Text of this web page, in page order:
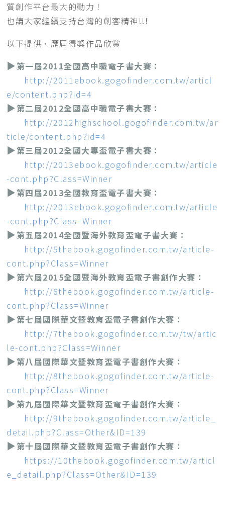
質創作平台最大的動力！
也請大家繼續支持台灣的創客精神!!!
以下提供，歷屆得獎作品欣賞
▶第一屆2011全國高中職電子書大賽：
http://2011ebook.gogofinder.com.tw/articl
e/content.php?id=4
▶第二屆2012全國高中職電子書大賽：
http://2012highschool.gogofinder.com.tw/ar
ticle/content.php?id=4
▶第三屆2012全國大專盃電子書大賽：
http://2013ebook.gogofinder.com.tw/article
-cont.php?Class=Winner
▶第四屆2013全國教育盃電子書大賽：
http://2013ebook.gogofinder.com.tw/article
-cont.php?Class=Winner
▶第五屆2014全國暨海外教育盃電子書大賽：
http://5thebook.gogofinder.com.tw/article-
cont.php?Class=Winner
▶第六屆2015全國暨海外教育盃電子書創作大賽：
http://6thebook.gogofinder.com.tw/article-
cont.php?Class=Winner
▶第七屆國際華文暨教育盃電子書創作大賽：
http://7thebook.gogofinder.com.tw/tw/artic
le-cont.php?Class=Winner
▶第八屆國際華文暨教育盃電子書創作大賽：
http://8thebook.gogofinder.com.tw/article-
cont.php?Class=Winner
▶第九屆國際華文暨教育盃電子書創作大賽：
http://9thebook.gogofinder.com.tw/article_
detail.php?Class=Other&ID=139
▶第十屆國際華文暨教育盃電子書創作大賽：
https://10thebook.gogofinder.com.tw/articl
e_detail.php?Class=Other&ID=139